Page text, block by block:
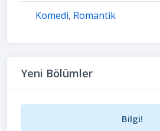
Komedi, Romantik
Yeni Bölümler
Bilgi!